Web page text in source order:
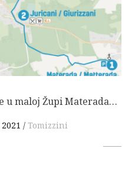
u maloj Župi Materada…
Tomizzini